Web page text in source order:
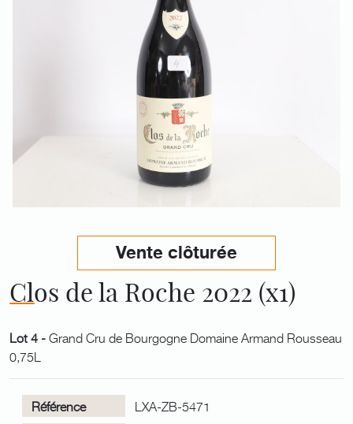
Vente clôturée
Clos de la Roche 2022 (x1)
Lot 4 -Grand Cru de Bourgogne Domaine Armand Rousseau
0,75L
Référence
LXA-ZB-5471